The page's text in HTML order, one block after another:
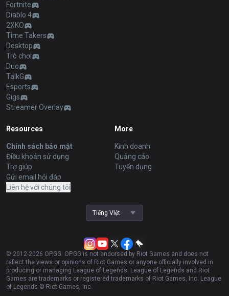
Fortnite
Diablo 4
2XKO
Time Takers
Desktop
Trò chơi
Duo
TalkG
Esports
Gigs
Streamer Overlay
Resources
Chính sách bảo mật
Điều khoản sử dụng
Trợ giúp
Gửi email hỏi đáp
Liên hệ với chúng tôi
More
Kinh doanh
Quảng cáo
Tuyển dụng
Tiếng Việt
© 2012-2026 OP.GG. OP.GG is not endorsed by Riot Games and does not
reflect the views or opinions of Riot Games or anyone officially involved in
producing or managing League of Legends. League of Legends and Riot
Games are trademarks or registered trademarks of Riot Games, Inc. League
of Legends © Riot Games, Inc.